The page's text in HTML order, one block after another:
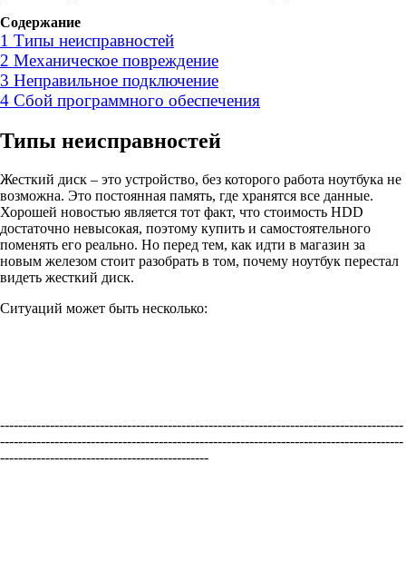
Содержание
1 Типы неисправностей
2 Механическое повреждение
3 Неправильное подключение
4 Сбой программного обеспечения
Типы неисправностей
Жесткий диск – это устройство, без которого работа ноутбука не
возможна. Это постоянная память, где хранятся все данные.
Хорошей новостью является тот факт, что стоимость HDD
достаточно невысокая, поэтому купить и самостоятельного
поменять его реально. Но перед тем, как идти в магазин за
новым железом стоит разобрать в том, почему ноутбук перестал
видеть жесткий диск.
Ситуаций может быть несколько:
-----------------------------------------------------------------------------------------
-----------------------------------------------------------------------------------------
----------------------------------------------